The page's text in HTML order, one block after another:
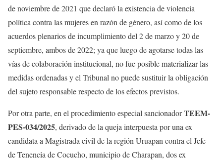
de noviembre de 2021 que declaró la existencia de violencia
política contra las mujeres en razón de género, así como de los
acuerdos plenarios de incumplimiento del 2 de marzo y 20 de
septiembre, ambos de 2022; ya que luego de agotarse todas las
vías de colaboración institucional, no fue posible materializar las
medidas ordenadas y el Tribunal no puede sustituir la obligación
del sujeto responsable respecto de los efectos previstos.
Por otra parte, en el procedimiento especial sancionadorTEEM-
PES-034/2025, derivado de la queja interpuesta por una ex
candidata a Magistrada civil de la región Uruapan contra el Jefe
de Tenencia de Cocucho, municipio de Charapan, dos ex